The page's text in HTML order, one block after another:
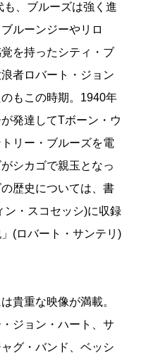
、ブルーズは強く進
ルーンジーやリロ
を持ったシティ・ブ
者ロバート・ジョン
もこの時期。1940年
発達してTボーン・ウ
リー・ブルーズを電
シカゴで親玉となっ
歴史については、書
ン・スコセッシ)に収録
(ロバート・サンテリ)
貴重な映像が満載。
ジョン・ハート、サ
グ・バンド、ベッシ